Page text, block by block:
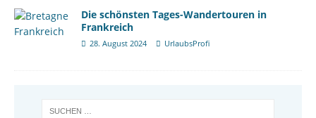
Die schönsten Tages-Wandertouren in
Frankreich
28. August 2024 UrlaubsProfi